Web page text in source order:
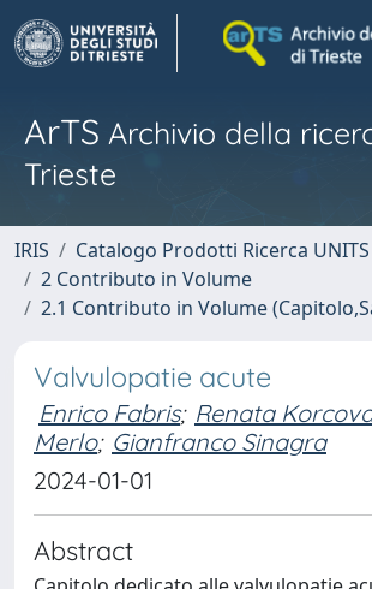
ArTS Archivio della
Trieste
IRIS
Catalogo Prodotti Ricerca UNITS
2 Contributo in Volume
2.1 Contributo in Volume
Valvulopatie acute
Enrico Fabris; Renata
Merlo; Gianfranco Sinagra
2024-01-01
Abstract